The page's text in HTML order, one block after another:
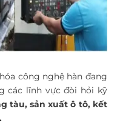
công nghệ hàn đang
các lĩnh vực đòi hỏi kỹ
tàu, sản xuất ô tô, kết